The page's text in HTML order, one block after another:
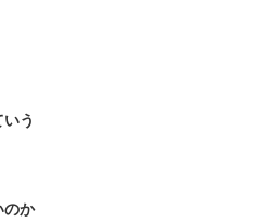
う
のか